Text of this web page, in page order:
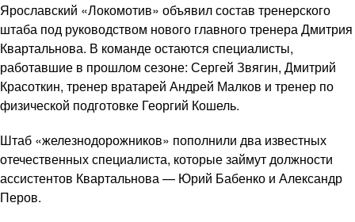
Ярославский «Локомотив» объявил состав тренерского
штаба под руководством нового главного тренера Дмитрия
Квартальнова. В команде остаются специалисты,
работавшие в прошлом сезоне: Сергей Звягин, Дмитрий
Красоткин, тренер вратарей Андрей Малков и тренер по
физической подготовке Георгий Кошель.
Штаб «железнодорожников» пополнили два известных
отечественных специалиста, которые займут должности
ассистентов Квартальнова — Юрий Бабенко и Александр
Перов.